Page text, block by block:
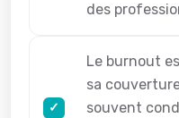
des
Le burnout
sa
souvent